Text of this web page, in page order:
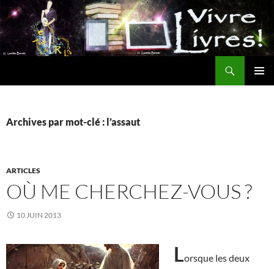
Aller
au
contenu
Archives par mot-clé : l’assaut
ARTICLES
OÙ ME CHERCHEZ-VOUS ?
10 JUIN 2013
Lorsque les deux